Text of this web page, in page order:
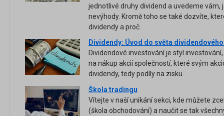
jednotlivé druhy dividend a uvedeme vám,
nevýhody. Kromě toho se také dozvíte,
dividendy a proč.
Dividendy: Úvod do světa
Dividendové investování je styl
na nákup akcií společností, které svým
dividendy, tedy podíly na zisku.
Škola tradingu
Vítejte v naší unikání sekci, kde můžete
(škola obchodování) a naučit se tak